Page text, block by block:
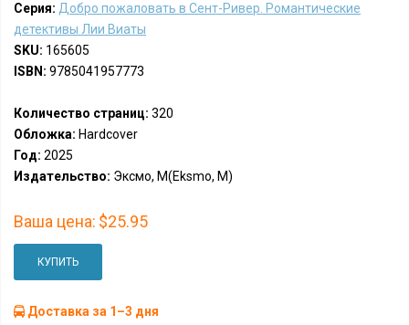
Серия: Добро пожаловать в Сент-Ривер. Романтические
детективы Лии Виаты
SKU: 165605
ISBN: 9785041957773
Количество страниц: 320
Обложка: Hardcover
Год: 2025
Издательство: Эксмо, М(Eksmo, M)
Ваша цена: $25.95
КУПИТЬ
Доставка за 1–3 дня